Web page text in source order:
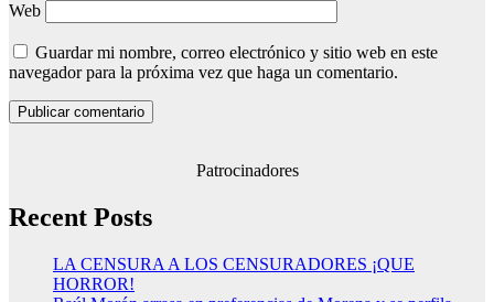
Web
Guardar mi nombre, correo electrónico y sitio web en este
navegador para la próxima vez que haga un comentario.
Patrocinadores
Recent Posts
LA CENSURA A LOS CENSURADORES ¡QUE
HORROR!